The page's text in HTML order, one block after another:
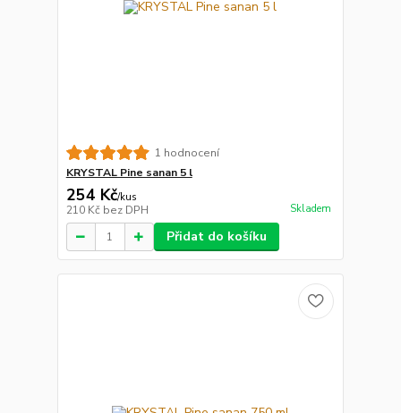
1 hodnocení
KRYSTAL Pine sanan 5 l
254 Kč/kus
210 Kč bez DPH Skladem
Přidat do košíku